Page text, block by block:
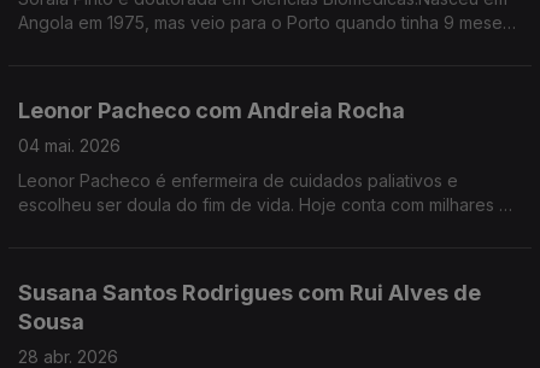
Angola em 1975, mas veio para o Porto quando tinha 9 meses.
Leonor Pacheco com Andreia Rocha
04 mai. 2026
Leonor Pacheco é enfermeira de cuidados paliativos e
escolheu ser doula do fim de vida. Hoje conta com milhares de
Susana Santos Rodrigues com Rui Alves de
Sousa
28 abr. 2026